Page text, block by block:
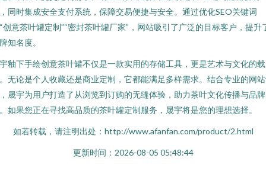
同时集成安全支付系统，保障交易便捷与安全。通过优化SEO关键词
创意茶叶罐定制”“密封茶叶罐厂家”，网站吸引了广泛的目标客户，提升
知名度。
釉下手绘创意茶叶罐不仅是一款实用的存储工具，更是艺术与文化的载
无论是个人收藏还是商业定制，它都能满足多样需求。结合专业的网
晟宇为用户打造了从浏览到订购的无缝体验，助力茶叶文化传播与品
如果您正在寻找高品质的茶叶罐定制服务，晟宇将是您的理想选择。
如若转载，请注明出处：http://www.afanfan.com/product/2.html
更新时间：2026-08-05 05:48:44